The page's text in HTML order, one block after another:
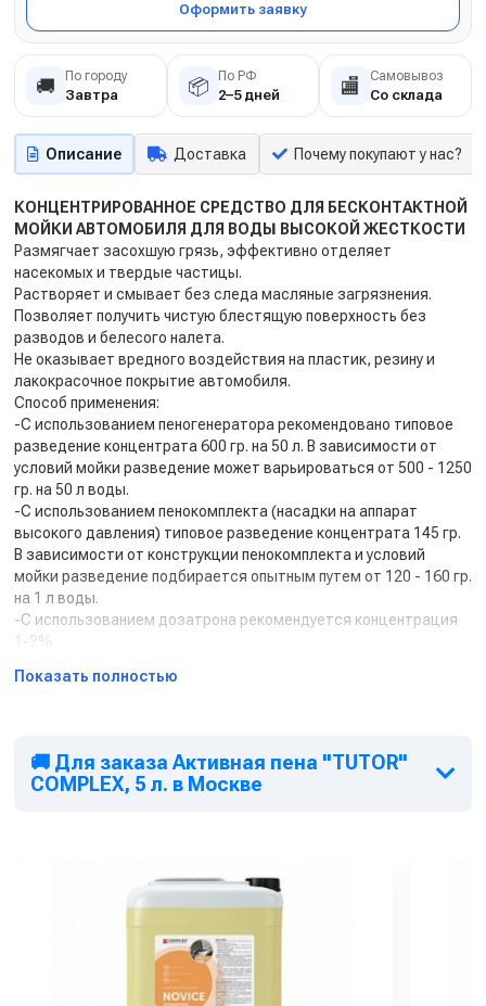
Оформить заявку
🚚 По городу
Завтра 📦 По РФ
2–5 дней 🏬 Самовывоз
Со склада
Описание Доставка Почему покупают у нас?
КОНЦЕНТРИРОВАННОЕ СРЕДСТВО ДЛЯ БЕСКОНТАКТНОЙ
МОЙКИ АВТОМОБИЛЯ ДЛЯ ВОДЫ ВЫСОКОЙ ЖЕСТКОСТИ
Размягчает засохшую грязь, эффективно отделяет
насекомых и твердые частицы.
Растворяет и смывает без следа масляные загрязнения.
Позволяет получить чистую блестящую поверхность без
разводов и белесого налета.
Не оказывает вредного воздействия на пластик, резину и
лакокрасочное покрытие автомобиля.
Способ применения:
-С использованием пеногенератора рекомендовано типовое
разведение концентрата 600 гр. на 50 л. В зависимости от
условий мойки разведение может варьироваться от 500 - 1250
гр. на 50 л воды.
-С использованием пенокомплекта (насадки на аппарат
высокого давления) типовое разведение концентрата 145 гр.
В зависимости от конструкции пенокомплекта и условий
мойки разведение подбирается опытным путем от 120 - 160 гр.
на 1 л воды.
-С использованием дозатрона рекомендуется концентрация
1-2%
Показать полностью
🚚 Для заказа Активная пена "TUTOR"
COMPLEX, 5 л. в Москве